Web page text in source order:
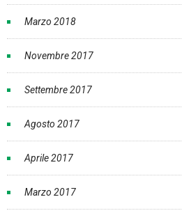
Marzo 2018
Novembre 2017
Settembre 2017
Agosto 2017
Aprile 2017
Marzo 2017